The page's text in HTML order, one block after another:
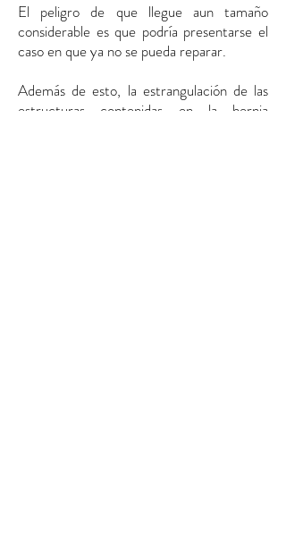
El peligro de que llegue aun tamaño
considerable es que podría presentarse el
caso en que ya no se pueda reparar.
Además de esto, la estrangulación de las
estructuras contenidas en la hernia